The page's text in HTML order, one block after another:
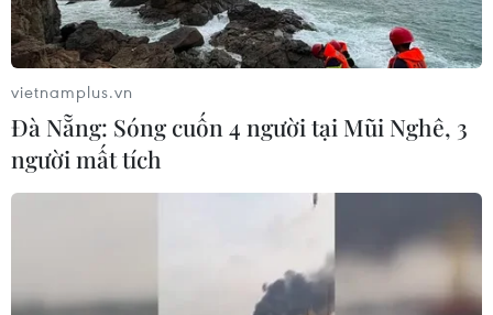
vietnamplus.vn
Đà Nẵng: Sóng cuốn 4 người tại Mũi Nghê, 3
người mất tích